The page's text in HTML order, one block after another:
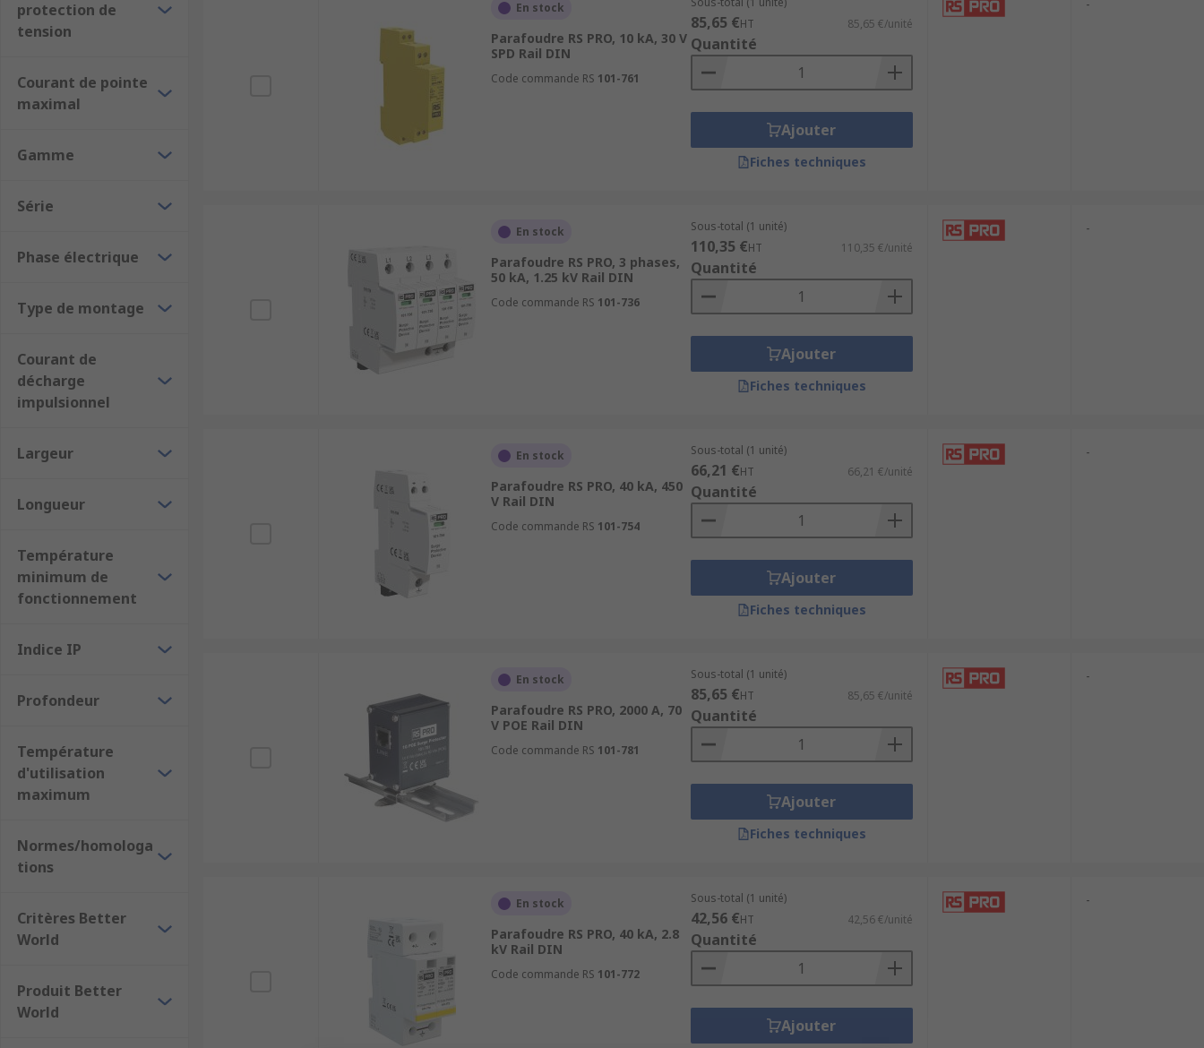
protection de
tension
Courant de pointe
maximal
Gamme
Série
Phase électrique
Type de montage
Courant de
décharge
impulsionnel
Largeur
Longueur
Température
minimum de
fonctionnement
Indice IP
Profondeur
Température
d'utilisation
maximum
Normes/homologa
tions
Critères Better
World
Produit Better
World
En stock
Parafoudre RS PRO, 10 kA, 30 V
SPD Rail DIN
Code commande RS 101-761
85,65 €HT 85,65 €/unité
Quantité
Ajouter
Fiches techniques
-
En stock
Parafoudre RS PRO, 3 phases,
50 kA, 1.25 kV Rail DIN
Code commande RS 101-736
Sous-total (1 unité)
110,35 €HT 110,35 €/unité
Quantité
Ajouter
Fiches techniques
-
En stock
Parafoudre RS PRO, 40 kA, 450
V Rail DIN
Code commande RS 101-754
Sous-total (1 unité)
66,21 €HT 66,21 €/unité
Quantité
Ajouter
Fiches techniques
-
En stock
Parafoudre RS PRO, 2000 A, 70
V POE Rail DIN
Code commande RS 101-781
Sous-total (1 unité)
85,65 €HT 85,65 €/unité
Quantité
Ajouter
Fiches techniques
-
En stock
Parafoudre RS PRO, 40 kA, 2.8
kV Rail DIN
Code commande RS 101-772
Sous-total (1 unité)
42,56 €HT 42,56 €/unité
Quantité
Ajouter
-